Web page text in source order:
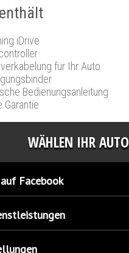
iDrive
für Ihr Auto
Bedienungsanleitung
Garantie
WÄHLEN IHR AUTO
Facebook